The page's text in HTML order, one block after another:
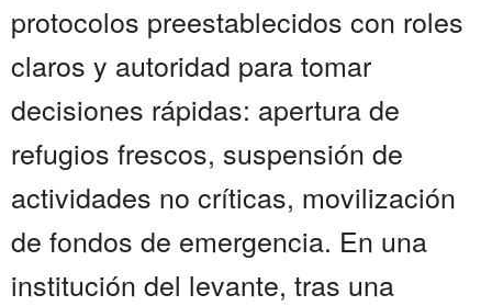
protocolos preestablecidos con roles
claros y autoridad para tomar
decisiones rápidas: apertura de
refugios frescos, suspensión de
actividades no críticas, movilización
de fondos de emergencia. En una
institución del levante, tras una